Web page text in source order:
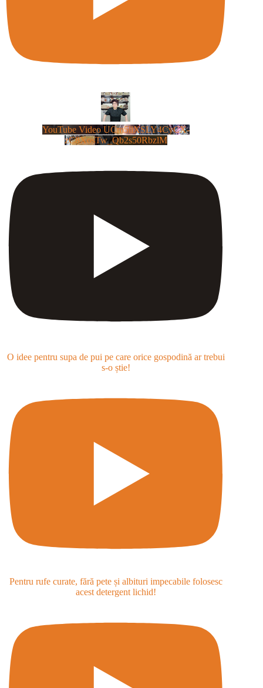
YouTube Video UCm5llXSLY4CyCX-
zC8XosTw_Qb2s50RbzlM
O idee pentru supa de pui pe care orice gospodină ar trebui
s-o știe!
Pentru rufe curate, fără pete și albituri impecabile folosesc
acest detergent lichid!